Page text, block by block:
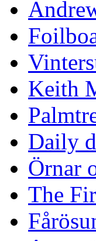
Keith
Daily
Örnar
The